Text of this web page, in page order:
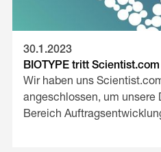
30.1.2023
BIOTYPE tritt
Wir haben uns
angeschlossen, um unsere
Bereich